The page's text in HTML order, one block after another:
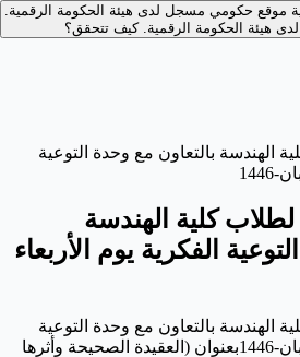
موقع حكومي مسجل لدى هيئة الحكومة الرقمية.
هيئة الحكومة الرقمية.كيف تتحقق؟
الهندسة بالتعاون مع وحدة التوعية
لطلاب كلية الهندسة
الفكرية يوم الأربعاء
الهندسة بالتعاون مع وحدة التوعية
الفكرية يوم الأربعاء 20-شعبان-1446بعنوان (العقيدة الصحيحة وأثرها